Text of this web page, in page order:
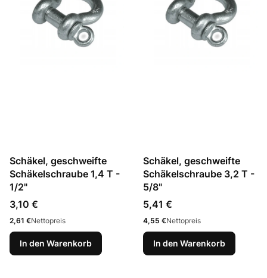
Schäkel, geschweifte
Schäkelschraube 1,4 T -
1/2"
Preis
3,10 €
Preis
2,61 €Nettopreis
In den Warenkorb
Schäkel, geschweifte
Schäkelschraube 3,2 T -
5/8"
Preis
5,41 €
Preis
4,55 €Nettopreis
In den Warenkorb